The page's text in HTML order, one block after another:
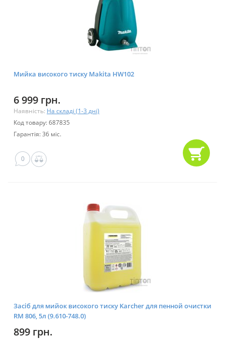
Мийка високого тиску Makita HW102
6 999 грн.
Наявність: На складі (1-3 дні)
Код товару: 687835
Гарантія: 36 міс.
0
Засіб для мийок високого тиску Karcher для пенной очистки
RM 806, 5л (9.610-748.0)
899 грн.